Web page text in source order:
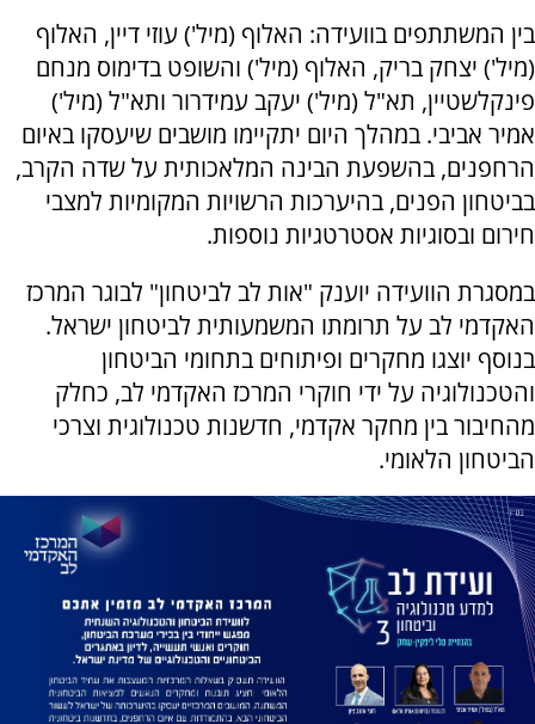
בין המשתתפים בוועידה: האלוף (מיל') עוזי דיין, האלוף
(מיל') יצחק בריק, האלוף (מיל') והשופט בדימוס מנחם
פינקלשטיין, תא"ל (מיל') יעקב עמידרור ותא"ל (מיל')
אמיר אביבי. במהלך היום יתקיימו מושבים שיעסקו באיום
הרחפנים, בהשפעת הבינה המלאכותית על שדה הקרב,
בביטחון הפנים, בהיערכות הרשויות המקומיות למצבי
חירום ובסוגיות אסטרטגיות נוספות.
במסגרת הוועידה יוענק "אות לב לביטחון" לבוגר המרכז
האקדמי לב על תרומתו המשמעותית לביטחון ישראל.
בנוסף יוצגו מחקרים ופיתוחים בתחומי הביטחון
והטכנולוגיה על ידי חוקרי המרכז האקדמי לב, כחלק
מהחיבור בין מחקר אקדמי, חדשנות טכנולוגית וצרכי
הביטחון הלאומי.